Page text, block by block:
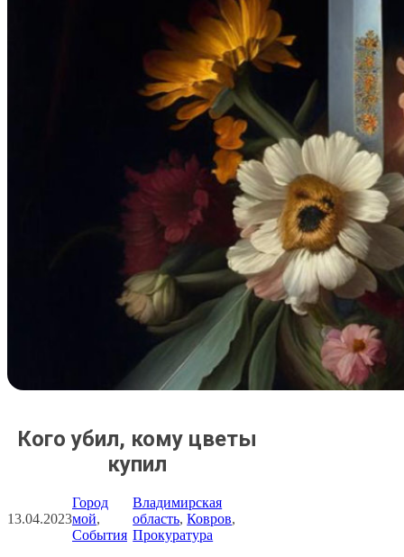
Кого убил, кому цветы
купил
13.04.2023
Город
мой
События
Владимирская
область, Ковров
Прокуратура